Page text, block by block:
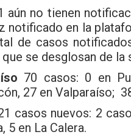
aún no tienen
notificado en la
de casos
se desglosan de la
70 casos: 0 en
27 en Valparaíso;
casos nuevos: 2
5 en La Calera.